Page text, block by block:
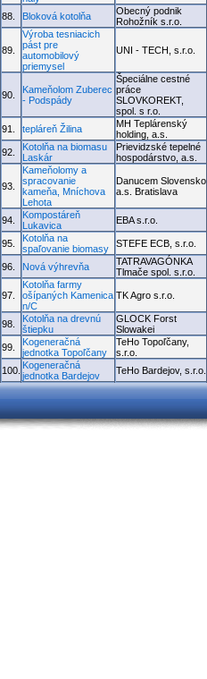
88.
Bloková kotolňa
Obecný podnik
Rohožník s.r.o.
89.
Výroba tesniacich
pást pre
automobilový
priemysel
UNI - TECH, s.r.o.
90.
Kameňolom Zuberec
- Podspády
Špeciálne cestné
práce
SLOVKOREKT,
spol. s r.o.
91. tepláreň Žilina
MH Teplárenský
holding, a.s.
92.
Kotolňa na biomasu
Laskár
Prievidzské tepelné
hospodárstvo, a.s.
93.
Kameňolomy a
spracovanie
kameňa, Mníchova
Lehota
Danucem Slovensko
a.s. Bratislava
94.
Kompostáreň
Lukavica
EBA s.r.o.
95.
Kotolňa na
spaľovanie biomasy
STEFE ECB, s.r.o.
96. Nová výhrevňa
TATRAVAGÓNKA
Tlmače spol. s.r.o.
97.
Kotolňa farmy
ošípaných Kamenica
n/C
TK Agro s.r.o.
98.
Kotolňa na drevnú
štiepku
GLOCK Forst
Slowakei
99.
Kogeneračná
jednotka Topoľčany
TeHo Topoľčany,
s.r.o.
100. Kogeneračná
jednotka Bardejov
TeHo Bardejov, s.r.o.